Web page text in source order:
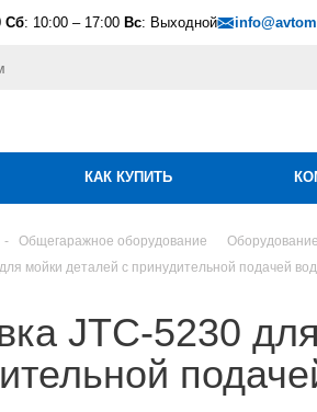
Сб: 10:00 – 17:00 Вс: Выходной
КАК КУПИТЬ
- Общегаражное оборудование
мойки деталей с принудительной подачей
JTC-5230